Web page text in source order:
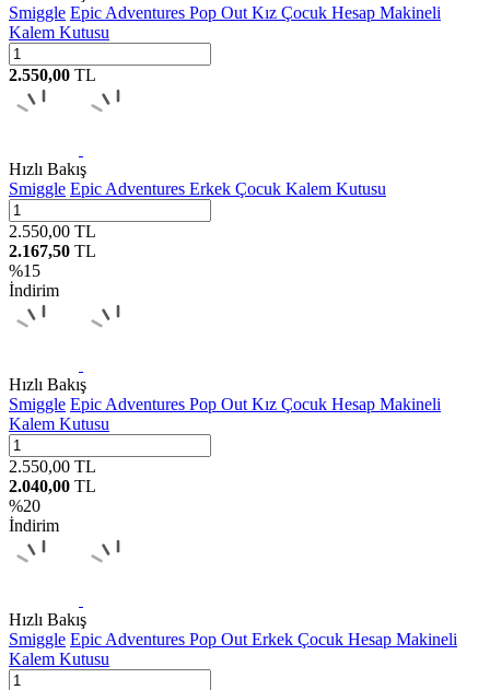
Smiggle Epic Adventures Pop Out Kız Çocuk Hesap Makineli
Kalem Kutusu
2.550,00 TL
Hızlı Bakış
Smiggle Epic Adventures Erkek Çocuk Kalem Kutusu
2.550,00 TL
2.167,50 TL
%15
İndirim
Hızlı Bakış
Smiggle Epic Adventures Pop Out Kız Çocuk Hesap Makineli
Kalem Kutusu
2.550,00 TL
2.040,00 TL
%20
İndirim
Hızlı Bakış
Smiggle Epic Adventures Pop Out Erkek Çocuk Hesap Makineli
Kalem Kutusu